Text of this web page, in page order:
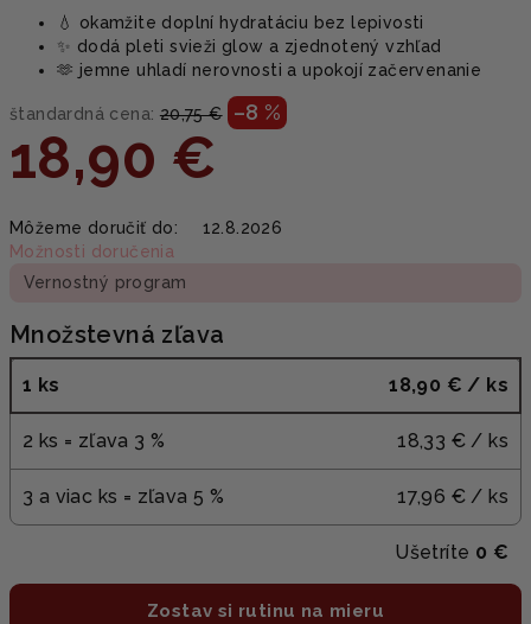
💧 okamžite doplní hydratáciu bez lepivosti
✨ dodá pleti svieži glow a zjednotený vzhľad
🫶 jemne uhladí nerovnosti a upokojí začervenanie
štandardná cena: 20,75 € –8 %
18,90 €
cena:
Môžeme doručiť do:
12.8.2026
Možnosti doručenia
Vernostný program
Množstevná zľava
1 ks 18,90 € / ks
2 ks = zľava 3 % 18,33 € / ks
3 a viac ks = zľava 5 % 17,96 € / ks
Ušetríte 0 €
Zostav si rutinu na mieru